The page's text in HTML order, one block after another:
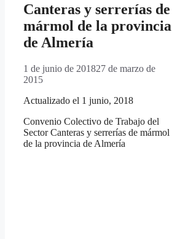
Canteras y serrerías de
mármol de la provincia
de Almería
1 de junio de 201827 de marzo de
2015
Actualizado el 1 junio, 2018
Convenio Colectivo de Trabajo del
Sector Canteras y serrerías de mármol
de la provincia de Almería